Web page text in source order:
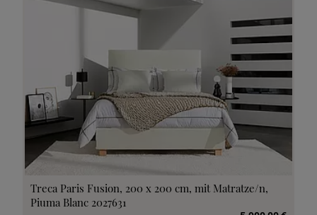
Treca Paris Fusion, 200 x 200 cm, mit Matratze/n,
Piuma Blanc 2027631